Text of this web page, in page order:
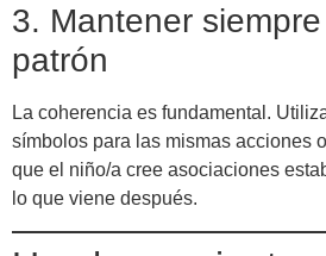
3. Mantener
patrón
La coherencia es fundamental.
símbolos para las mismas acciones
que el niño/a cree asociaciones
lo que viene después.